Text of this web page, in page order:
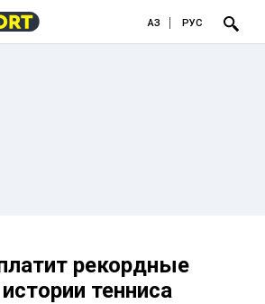
ҚАЗ РУС
рекордные
тенниса